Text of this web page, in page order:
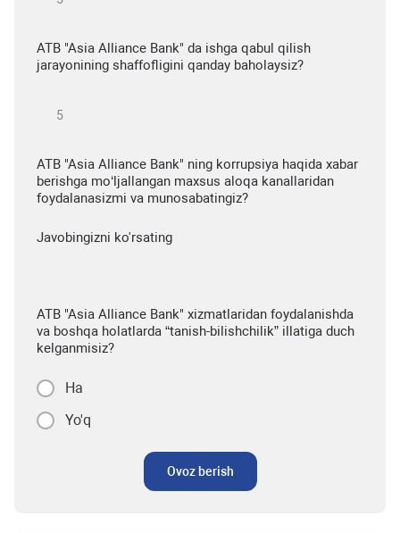
ATB "Asia Alliance Bank" da ishga qabul qilish
jarayonining shaffofligini qanday baholaysiz?
ATB "Asia Alliance Bank" ning korrupsiya haqida xabar
berishga mo‘ljallangan maxsus aloqa kanallaridan
foydalanasizmi va munosabatingiz?
Javobingizni ko'rsating
ATB "Asia Alliance Bank" xizmatlaridan foydalanishda
va boshqa holatlarda “tanish-bilishchilik” illatiga duch
kelganmisiz?
Ha
Yo'q
Ovoz berish